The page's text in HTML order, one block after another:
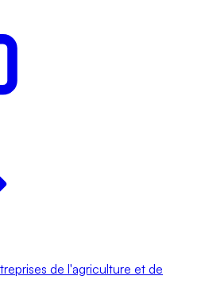
de l'agriculture et de